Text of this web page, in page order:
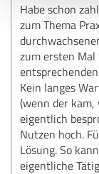
Habe schon
zum Thema
zum ersten Mal
Kein langes
(wenn der
eigentlich
Nutzen hoch.
Lösung. So
eigentliche